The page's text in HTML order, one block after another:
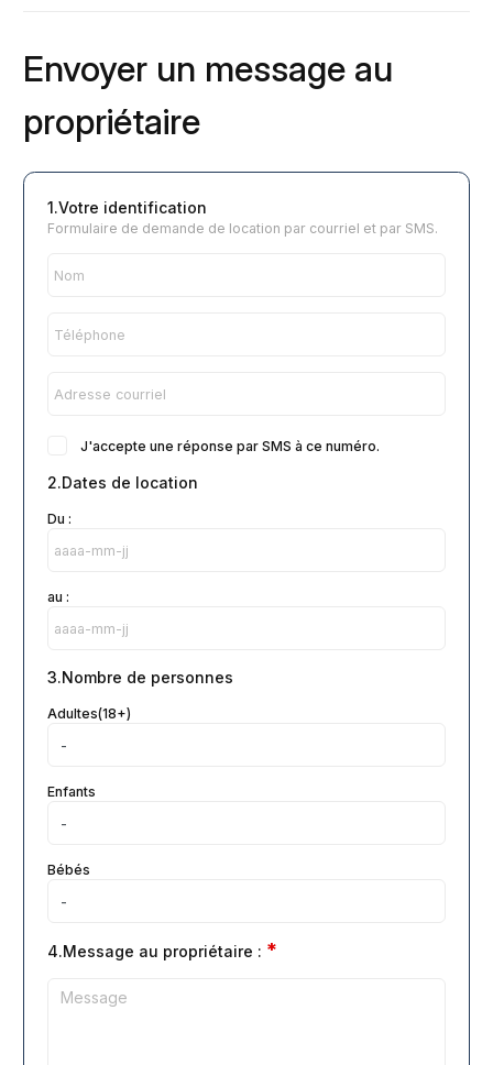
Envoyer un message au
propriétaire
Formulaire de demande de location par courriel et par SMS.
1.Votre identification
J'accepte une réponse par SMS à ce numéro.
2.Dates de location
Du :
au :
3.Nombre de personnes
Adultes(18+)
Enfants
Bébés
4.Message au propriétaire : *